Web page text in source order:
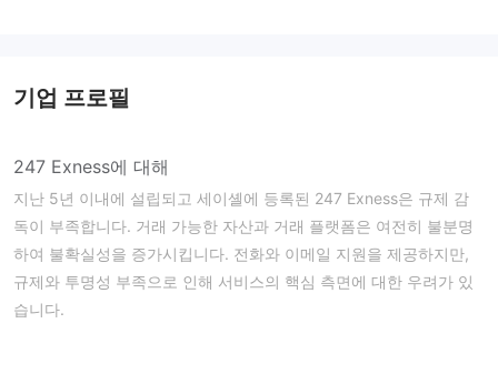
기업 프로필
247 Exness에 대해
지난 5년 이내에 설립되고 세이셸에 등록된 247 Exness은 규제 감
독이 부족합니다. 거래 가능한 자산과 거래 플랫폼은 여전히 불분명
하여 불확실성을 증가시킵니다. 전화와 이메일 지원을 제공하지만,
규제와 투명성 부족으로 인해 서비스의 핵심 측면에 대한 우려가 있
습니다.